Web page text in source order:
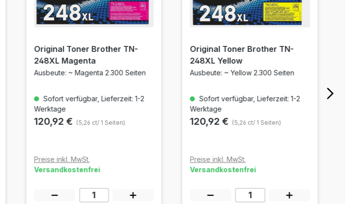
Original Toner Brother TN-
248XL Magenta
Ausbeute: ~ Magenta 2.300 Seiten
Sofort verfügbar, Lieferzeit: 1-2
Werktage
120,92 € (5,26 ct/ 1 Seiten)
Preise inkl. MwSt.
Versandkostenfrei
Original Toner Brother TN-
248XL Yellow
Ausbeute: ~ Yellow 2.300 Seiten
Sofort verfügbar, Lieferzeit: 1-2
Werktage
120,92 € (5,26 ct/ 1 Seiten)
Preise inkl. MwSt.
Versandkostenfrei